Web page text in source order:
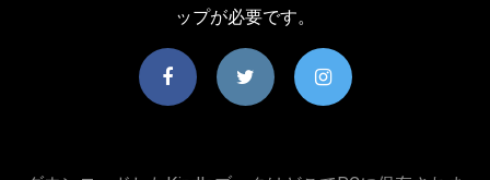
ップが必要です。